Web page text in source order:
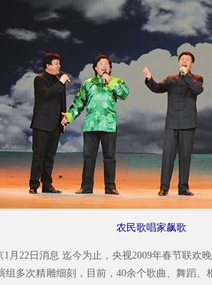
农民歌唱家飙歌
月22日消息 迄今为止，央视2009年春节联欢
组多次精雕细刻，目前，40余个歌曲、舞蹈